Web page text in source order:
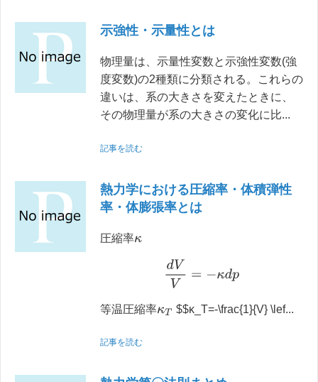
示強性・示量性とは
物理量は、示量性変数と示強性変数(強
度変数)の2種類に分類される。これらの
違いは、系の大きさを変えたときに、
その物理量が系の大きさの変化に比...
記事を読む
熱力学における圧縮率・体積弾性
率・体膨張率とは
圧縮率κ
dV
等温圧縮率κT $$κ_T=-\frac{1}{V} \lef...
記事を読む